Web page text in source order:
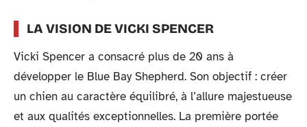
LA VISION DE VICKI SPENCER
Vicki Spencer a consacré plus de 20 ans à
développer le Blue Bay Shepherd. Son objectif : créer
un chien au caractère équilibré, à l’allure majestueuse
et aux qualités exceptionnelles. La première portée